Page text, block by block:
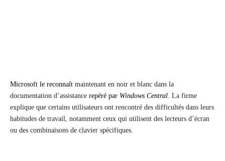
Microsoft le reconnaît maintenant en noir et blanc dans la
documentation d’assistance repéré par Windows Central. La firme
explique que certains utilisateurs ont rencontré des difficultés dans leurs
habitudes de travail, notamment ceux qui utilisent des lecteurs d’écran
ou des combinaisons de clavier spécifiques.